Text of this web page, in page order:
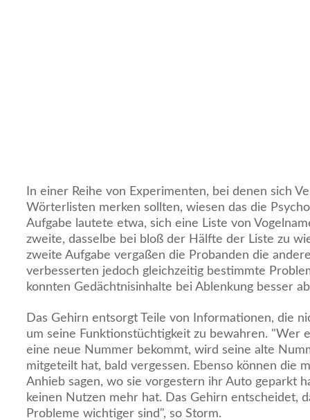
In einer Reihe von Experimenten, bei denen sich
Wörterlisten merken sollten, wiesen das die
Aufgabe lautete etwa, sich eine Liste von
zweite, dasselbe bei bloß der Hälfte der Liste zu
zweite Aufgabe vergaßen die Probanden die
verbesserten jedoch gleichzeitig bestimmte
konnten Gedächtnisinhalte bei Ablenkung besser
Das Gehirn entsorgt Teile von Informationen, die
um seine Funktionstüchtigkeit zu bewahren. "Wer
eine neue Nummer bekommt, wird seine alte
mitgeteilt hat, bald vergessen. Ebenso können die
Anhieb sagen, wo sie vorgestern ihr Auto geparkt
keinen Nutzen mehr hat. Das Gehirn entscheidet,
Probleme wichtiger sind", so Storm.